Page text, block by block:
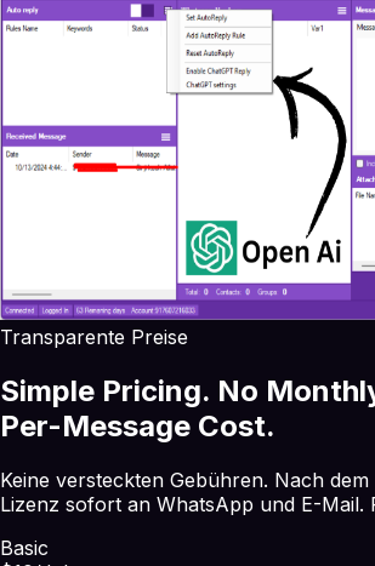
Transparente Preise
Simple Pricing. No
Per-Message Cost.
Keine versteckten Gebühren. Nach dem
Lizenz sofort an WhatsApp und E-Mail.
Basic